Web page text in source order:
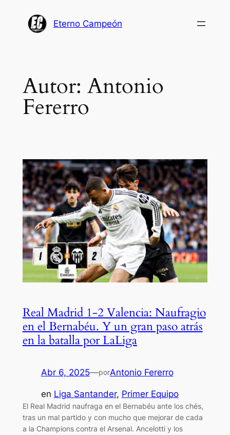
Eterno Campeón
Autor: Antonio
Fererro
Real Madrid 1-2 Valencia: Naufragio
en el Bernabéu. Y un gran paso atrás
en la batalla por LaLiga
Abr 6, 2025—porAntonio Fererro
en Liga Santander, Primer Equipo
El Real Madrid naufraga en el Bernabéu ante los chés,
tras un mal partido y con mucho que mejorar de cada
a la Champions contra el Arsenal. Ancelotti y los